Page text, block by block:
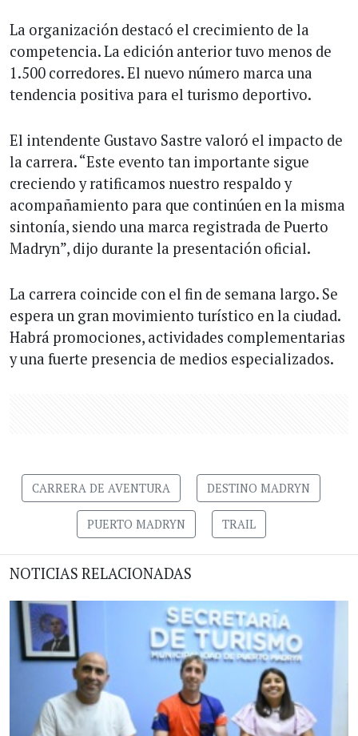
La organización destacó el crecimiento de la
competencia. La edición anterior tuvo menos de
1.500 corredores. El nuevo número marca una
tendencia positiva para el turismo deportivo.
El intendente Gustavo Sastre valoró el impacto de
la carrera. “Este evento tan importante sigue
creciendo y ratificamos nuestro respaldo y
acompañamiento para que continúen en la misma
sintonía, siendo una marca registrada de Puerto
Madryn”, dijo durante la presentación oficial.
La carrera coincide con el fin de semana largo. Se
espera un gran movimiento turístico en la ciudad.
Habrá promociones, actividades complementarias
y una fuerte presencia de medios especializados.
CARRERA DE AVENTURA DESTINO MADRYN
PUERTO MADRYN TRAIL
NOTICIAS RELACIONADAS